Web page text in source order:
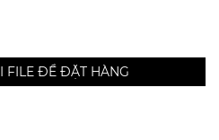
FILE ĐỂ ĐẶT HÀNG